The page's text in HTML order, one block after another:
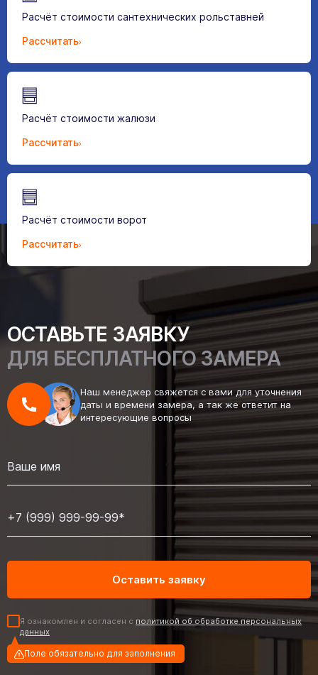
Расчёт стоимости сантехнических рольставней
Рассчитать
Расчёт стоимости жалюзи
Рассчитать
Расчёт стоимости ворот
Рассчитать
ОСТАВЬТЕ ЗАЯВКУ
ДЛЯ БЕСПЛАТНОГО ЗАМЕРА
Наш менеджер свяжется с вами для уточнения
даты и времени замера, а так же ответит на
интересующие вопросы
Я ознакомлен и согласен с политикой об обработке персональных
данных
Поле обязательно для заполнения